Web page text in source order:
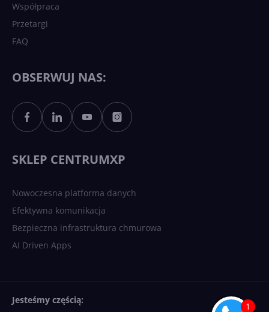
Współpraca
Przetargi
FAQ
OBSERWUJ NAS:
SKLEP CENTRUMXP
Nowoczesna platforma danych
Efektywna komunikacja
Bezpieczna infrastruktura chmurowa
AI Driven Apps
Jesteśmy częścią: